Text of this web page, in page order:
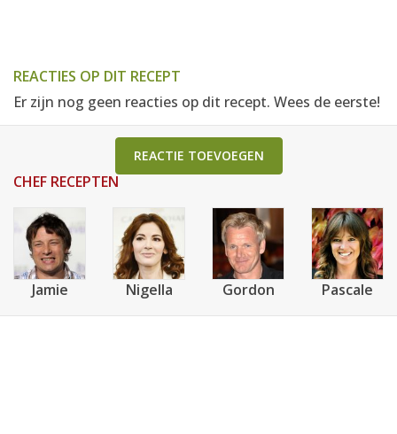
REACTIES OP DIT RECEPT
Er zijn nog geen reacties op dit recept. Wees de eerste!
REACTIE TOEVOEGEN
CHEF RECEPTEN
Jamie Nigella Gordon Pascale